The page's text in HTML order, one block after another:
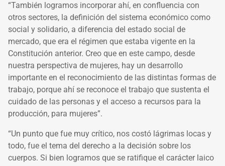
“También logramos incorporar ahí, en confluencia con
otros sectores, la definición del sistema económico como
social y solidario, a diferencia del estado social de
mercado, que era el régimen que estaba vigente en la
Constitución anterior. Creo que en este campo, desde
nuestra perspectiva de mujeres, hay un desarrollo
importante en el reconocimiento de las distintas formas de
trabajo, porque ahí se reconoce el trabajo que sustenta el
cuidado de las personas y el acceso a recursos para la
producción, para mujeres”.
“Un punto que fue muy crítico, nos costó lágrimas locas y
todo, fue el tema del derecho a la decisión sobre los
cuerpos. Si bien logramos que se ratifique el carácter laico